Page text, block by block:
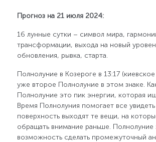
Прогноз на 21 июля 2024:
16 лунные сутки – символ мира,
трансформации, выхода на новый
обновления, рывка, старта.
Полнолуние в Козероге в 13:17
уже второе Полнолуние в этом знаке.
Полнолуние это пик энергии, которая
Время Полнолуния помогает все
поверхность выходят те вещи, на
обращать внимание раньше. Полнолуние
возможность сделать промежуточный